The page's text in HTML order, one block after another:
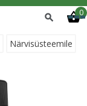
0
Närvisüsteemile